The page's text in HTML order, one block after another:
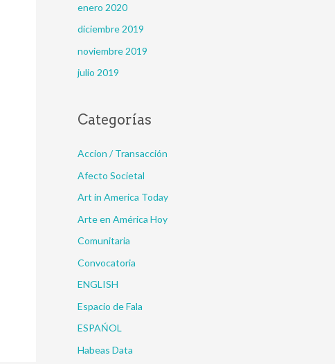
enero 2020
diciembre 2019
noviembre 2019
julio 2019
Categorías
Accion / Transacción
Afecto Societal
Art in America Today
Arte en América Hoy
Comunitaria
Convocatoria
ENGLISH
Espacio de Fala
ESPAŃOL
Habeas Data